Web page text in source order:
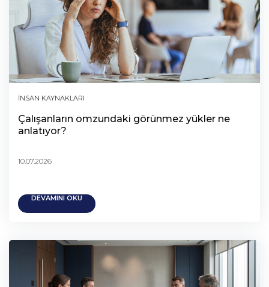
İNSAN KAYNAKLARI
Çalışanların omzundaki görünmez yükler ne
anlatıyor?
10.07.2026
DEVAMINI OKU